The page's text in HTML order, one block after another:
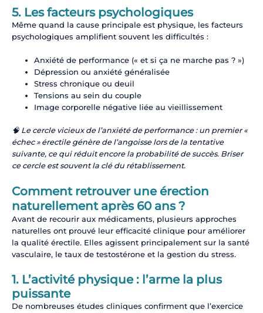
5. Les facteurs psychologiques
Même quand la cause principale est physique, les facteurs
psychologiques amplifient souvent les difficultés :
Anxiété de performance (« et si ça ne marche pas ? »)
Dépression ou anxiété généralisée
Stress chronique ou deuil
Tensions au sein du couple
Image corporelle négative liée au vieillissement
🧠 Le cercle vicieux de l’anxiété de performance : un premier «
échec » érectile génère de l’angoisse lors de la tentative
suivante, ce qui réduit encore la probabilité de succès. Briser
ce cercle est souvent la clé du rétablissement.
Comment retrouver une érection
naturellement après 60 ans ?
Avant de recourir aux médicaments, plusieurs approches
naturelles ont prouvé leur efficacité clinique pour améliorer
la qualité érectile. Elles agissent principalement sur la santé
vasculaire, le taux de testostérone et la gestion du stress.
1. L’activité physique : l’arme la plus
puissante
De nombreuses études cliniques confirment que l’exercice